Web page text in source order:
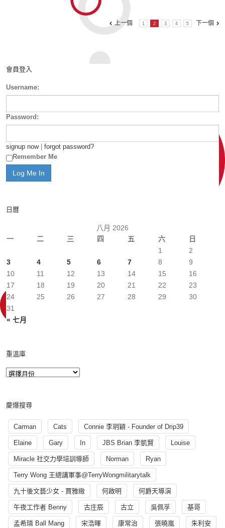
上一個 1 2 3 4 5 下一個
會員登入
Username:
Password:
signup now| forgot password?
Remember Me
日曆
八月 2026
一
二 三 四 五 六 日
« 七月
1
2
3
4 5 6 7 8
9
10
11 12 13 14 15
16
17
18 19 20 21 22
23
24
25 26 27 28 29
30
31
重溫庫
慶爆搜尋
Carman Cats Connie 李玥穎 - Founder of Drip39
Elaine Gary In JBS Brian 李凱賢 Louise
Miracle 社交力學培訓導師 Norman Ryan
Terry Wong 王總講軍事@TerryWongmilitarytalk
九十後文藝少女 - 賈雅緻 何啟明 何爵天導演
午夜工作者 Benny 古庄辰 古立 吳佩孚 基哥
孟希璘 Ball Mang 宋浩暉 康常治 張曉嵐 朱利安